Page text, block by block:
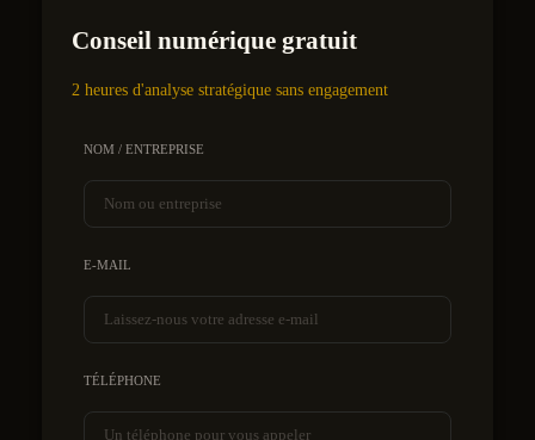
Conseil numérique gratuit
2 heures d'analyse stratégique sans engagement
NOM / ENTREPRISE
E-MAIL
TÉLÉPHONE